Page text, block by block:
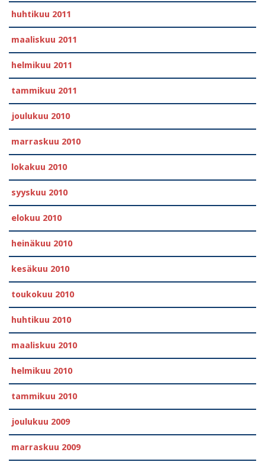
huhtikuu 2011
maaliskuu 2011
helmikuu 2011
tammikuu 2011
joulukuu 2010
marraskuu 2010
lokakuu 2010
syyskuu 2010
elokuu 2010
heinäkuu 2010
kesäkuu 2010
toukokuu 2010
huhtikuu 2010
maaliskuu 2010
helmikuu 2010
tammikuu 2010
joulukuu 2009
marraskuu 2009